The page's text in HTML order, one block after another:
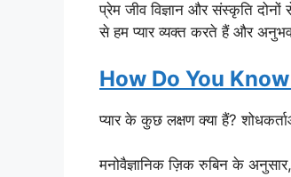
प्रेम जीव विज्ञान और संस्कृति दोनों
से हम प्यार व्यक्त करते हैं और अनुभव
How Do You
प्यार के कुछ लक्षण क्या हैं?
मनोवैज्ञानिक ज़िक रुबिन के